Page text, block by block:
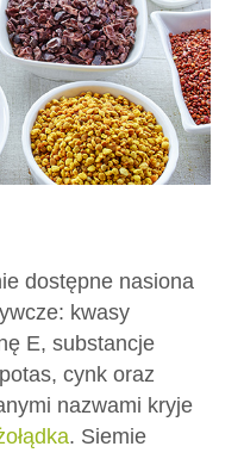
dostępne nasiona
kwasy
E, substancje
cynk oraz
nazwami kryje
. Siemie